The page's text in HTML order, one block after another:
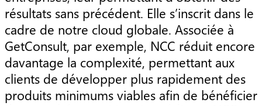
résultats sans précédent. Elle s’inscrit dans le
cadre de notre cloud globale. Associée à
GetConsult, par exemple, NCC réduit encore
davantage la complexité, permettant aux
clients de développer plus rapidement des
produits minimums viables afin de bénéficier